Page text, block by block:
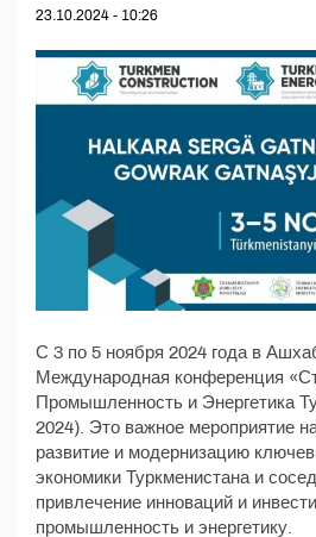
23.10.2024 - 10:26
С 3 по 5 ноября 2024 года в
Международная конференция
Промышленность и Энергетика
2024). Это важное мероприятие
развитие и модернизацию
экономики Туркменистана и
привлечение инноваций и
промышленность и энергетику.